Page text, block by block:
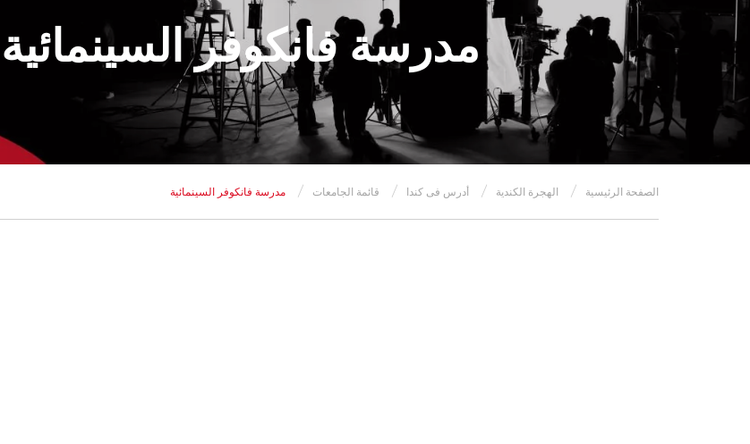
مدرسة فانكوفر السينمائية
الصفحة الرئيسية الهجرة الكندية أدرس فى كندا قائمة الجامعات مدرسة فانكوفر السينمائية